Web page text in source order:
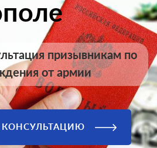
призывникам по
от армии
КОНСУЛЬТАЦИЮ